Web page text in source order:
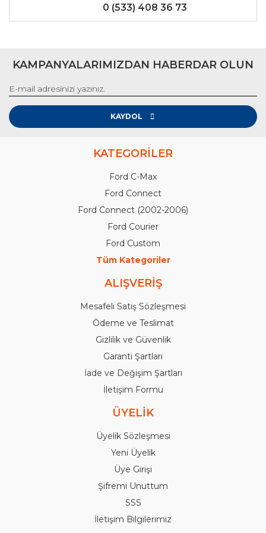
0 (533) 408 36 73
KAMPANYALARIMIZDAN HABERDAR OLUN
KAYDOL
KATEGORİLER
Ford C-Max
Ford Connect
Ford Connect (2002-2006)
Ford Courier
Ford Custom
Tüm Kategoriler
ALIŞVERİŞ
Mesafeli Satış Sözleşmesi
Ödeme ve Teslimat
Gizlilik ve Güvenlik
Garanti Şartları
İade ve Değişim Şartları
İletişim Formu
ÜYELİK
Üyelik Sözleşmesi
Yeni Üyelik
Üye Girişi
Şifremi Unuttum
SSS
İletişim Bilgilerimiz